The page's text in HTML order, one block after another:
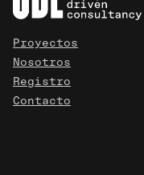
Proyectos
Nosotros
Registro
Contacto